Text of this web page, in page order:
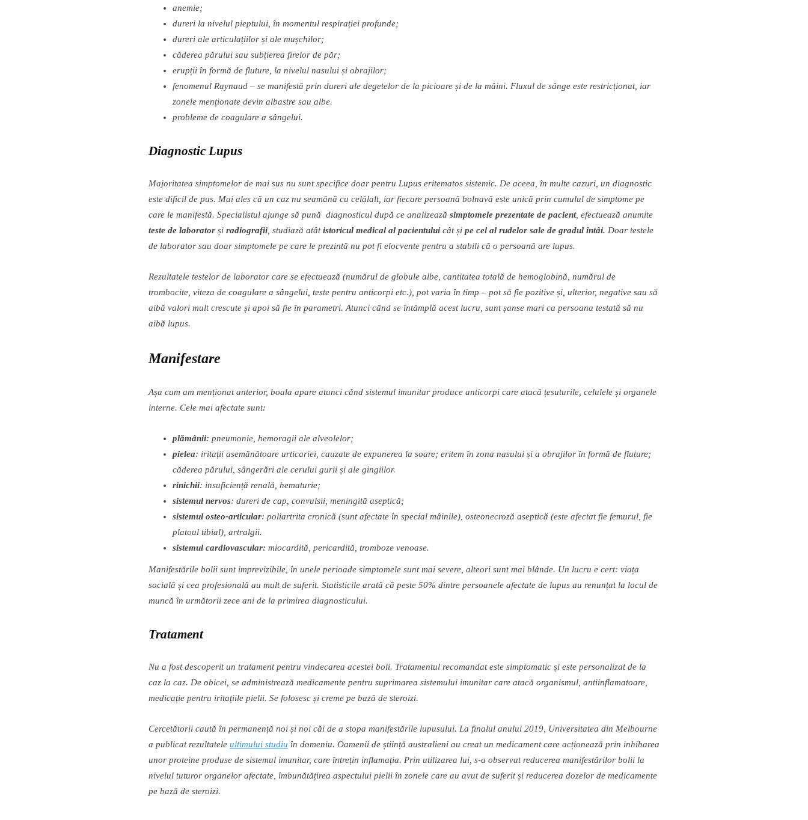
anemie;
dureri la nivelul pieptului, în momentul respirației profunde;
dureri ale articulațiilor și ale mușchilor;
căderea părului sau subțierea firelor de păr;
erupții în formă de fluture, la nivelul nasului și obrajilor;
fenomenul Raynaud – se manifestă prin dureri ale degetelor de la picioare și de la mâini. Fluxul de sânge este restricționat, iar
zonele menționate devin albastre sau albe.
probleme de coagulare a sângelui.
Diagnostic Lupus
Majoritatea simptomelor de mai sus nu sunt specifice doar pentru Lupus eritematos sistemic. De aceea, în multe cazuri, un diagnostic
este dificil de pus. Mai ales că un caz nu seamănă cu celălalt, iar fiecare persoană bolnavă este unică prin cumulul de simptome pe
care le manifestă. Specialistul ajunge să pună diagnosticul după ce analizează simptomele prezentate de pacient, efectuează anumite
teste de laborator și radiografii , studiază atâtistoricul medical al pacientului câtși pe cel al rudelor sale de gradul întâi. Doar testele
de laborator sau doar simptomele pe care le prezintă nu pot fi elocvente pentru a stabili că o persoană are lupus.
Rezultatele testelor de laborator care se efectuează (numărul de globule albe, cantitatea totală de hemoglobină , numărul de
trombocite, viteza de coagulare a sângelui, teste pentru anticorpi etc.), pot varia în timp – pot să fie pozitive și, ulterior, negative sau să
aibă valori mult crescute și apoi să fie în parametri. Atunci când se întâmplă acest lucru, suntșanse mari ca persoana testată să nu
aibă lupus.
Manifestare
Așa cum am menționat anterior, boala apare atunci când sistemul imunitar produce anticorpi care atacă țesuturile, celulele și organele
interne. Cele mai afectate sunt:
plămânii: pneumonie, hemoragii ale alveolelor;
pielea: iritații asemănătoare urticariei, cauzate de expunerea la soare; eritem în zona nasului și a obrajilor în formă de fluture;
căderea părului, sângerări ale cerului gurii și ale gingiilor.
rinichii: insuficiență renală , hematurie;
sistemul nervos: dureri de cap, convulsii , meningită aseptică;
sistemul osteo-articular: poliartrita cronică (sunt afectate în special mâinile), osteonecroză aseptică (este afectat fie femurul, fie
platoul tibial), artralgii.
sistemul cardiovascular: miocardită , pericardită , tromboze venoase.
Manifestările bolii sunt imprevizibile, în unele perioade simptomele sunt mai severe, alteori sunt mai blânde. Un lucru e cert: viața
socială și cea profesională au mult de suferit. Statisticile arată că peste 50% dintre persoanele afectate de lupus au renunțat la locul de
muncă în următorii zece ani de la primirea diagnosticului.
Tratament
Nu a fost descoperit un tratament pentru vindecarea acestei boli. Tratamentul recomandat este simptomatic și este personalizat de la
caz la caz. De obicei, se administrează medicamente pentru suprimarea sistemului imunitar care atacă organismul, antiinflamatoare,
medicație pentru iritațiile pielii. Se folosesc și creme pe bază de steroizi.
Cercetătorii caută în permanență noi și noi căi de a stopa manifestările lupusului. La finalul anului 2019, Universitatea din Melbourne
a publicat rezultatele ultimului studiu în domeniu. Oamenii de știință australieni au creat un medicament care acționează prin inhibarea
unor proteine produse de sistemul imunitar, care întrețin inflamația. Prin utilizarea lui, s-a observat reducerea manifestărilor bolii la
nivelul tuturor organelor afectate, îmbunătățirea aspectului pielii în zonele care au avut de suferitși reducerea dozelor de medicamente
pe bază de steroizi.